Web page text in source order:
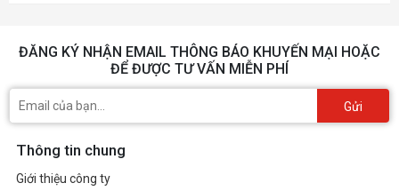
ĐĂNG KÝ NHẬN EMAIL THÔNG BÁO KHUYẾN MẠI HOẶC
ĐỂ ĐƯỢC TƯ VẤN MIỄN PHÍ
Gửi
Thông tin chung
Giới thiệu công ty